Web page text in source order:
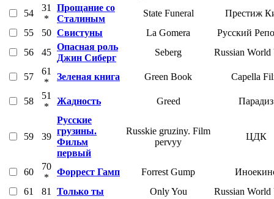
54
31
*
Прощание со
Сталиным
State Funeral
Престиж
55
50 Свистуны La Gomera
Русский
56
45
Опасная роль
Джин Сиберг
Seberg Russian World
57
61
*
Зеленая книга Green Book Capella
58
51
*
Жадность Greed Парадиз
59 39
Русские
грузины.
Фильм
первый
Russkie gruziny. Film
pervyy
ЦДК
60
70
*
Форрест Гамп Forrest Gump
61
81 Только ты Only You Russian World